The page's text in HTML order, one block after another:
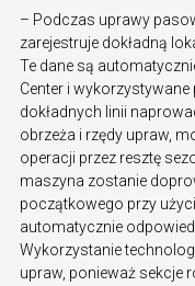
– Podczas uprawy
zarejestruje dokładną
Te dane są
Center i
dokładnych linii
obrzeża i rzędy upraw,
operacji przez resztę
maszyna zostanie
początkowego przy
automatycznie
Wykorzystanie
upraw, ponieważ sekcje